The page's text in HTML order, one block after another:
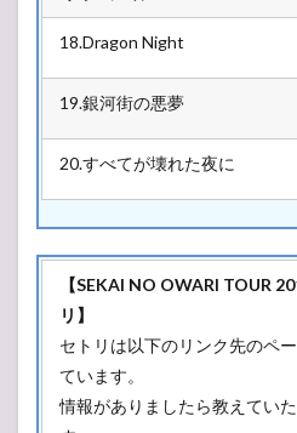
18.Dragon Night
19.銀河街の悪夢
20.すべてが壊れた夜に
【SEKAI NO OWARI TOUR
リ】
セトリは以下のリンク先のペ
ています。
情報がありましたら教えてい